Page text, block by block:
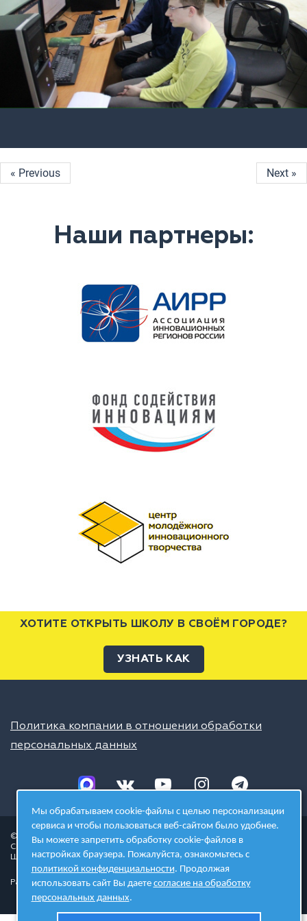
« Previous Next »
Наши партнеры:
ХОТИТЕ ОТКРЫТЬ ШКОЛУ В СВОЁМ ГОРОДЕ?
УЗНАТЬ КАК
Политика компании в отношении обработки
персональных данных
© 2026 ШЦТ
Сеть центров молодёжного инновационного творчества
Школа цифровых технологий
Разработано в студии
Мы обрабатываем cookie-файлы с целью персонализации
сервиса и чтобы пользоваться веб-сайтом было удобнее.
Вы можете запретить обработку cookie-файлов в
настройках браузера. Пожалуйста, ознакомьтесь с
политикой конфиденциальности. Продолжая
использовать сайт Вы даете согласие на обработку
персональных данных.